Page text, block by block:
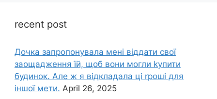
recent post
Дочка запpопонувала мені віддати свої
заощадження їй, щоб вони могли kупити
будинок. Але ж я відкладала ці rроші для
іншої мети. April 26, 2025